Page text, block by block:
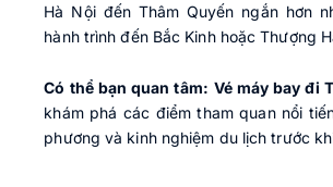
Hà Nội đến Thâm Quyến ngắn hơn
hành trình đến Bắc Kinh hoặc Thượng
Có thể bạn quan tâm: Vé máy bay đi
khám phá các điểm tham quan nổi
phương và kinh nghiệm du lịch trước